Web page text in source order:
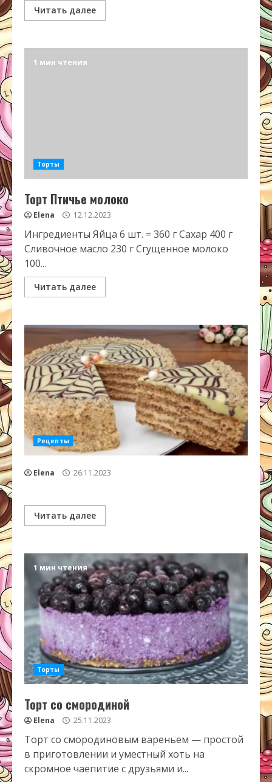
Читать далее
1 мин чтения
Торты
Торт Птичье молоко
Elena 12.12.2023
Ингредиенты Яйца 6 шт. = 360 г Сахар 400 г
Сливочное масло 230 г Сгущенное молоко
100...
Читать далее
Рецепты
Elena 26.11.2023
Читать далее
1 мин чтения
Торты
Торт со смородиной
Elena 25.11.2023
Торт со смородиновым вареньем — простой
в приготовлении и уместный хоть на
скромное чаепитие с друзьями и...